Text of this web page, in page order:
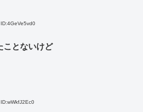
ID:4GeVe5vd0
ことないけど
ID:wWkfJ2Ec0